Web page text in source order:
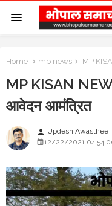
Home mp news MP
MP KISAN
आवेदन आमंत्रित
person Updesh Awasthee
12/22/2021